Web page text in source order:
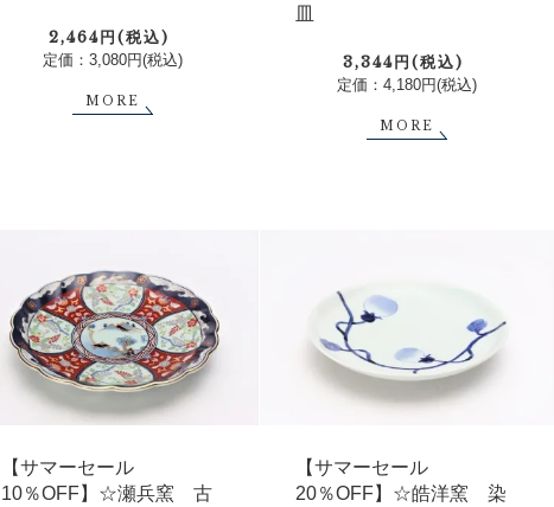
2,464円(税込)
定価：3,080円(税込)
MORE
皿
3,344円(税込)
定価：4,180円(税込)
MORE
【サマーセール
10％OFF】☆瀬兵窯 古
【サマーセール
20％OFF】☆皓洋窯 染